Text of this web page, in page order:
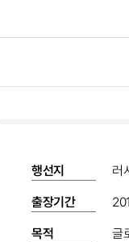
행선지 러
출장기간
목적 글